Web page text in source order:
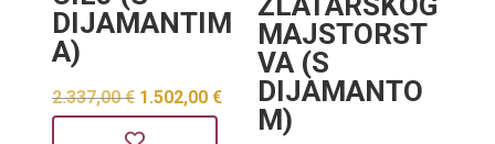
DIJAMANTIM
A)
2.337,00€ Izvorna
cijena
1.502,00 €
Trenutna
cijena
MAJSTORST
VA (S
DIJAMANTO
M)